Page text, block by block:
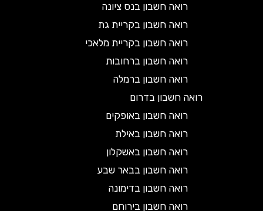
רואה חשבון בנס ציונה
רואה חשבון בקריית גת
רואה חשבון בקריית מלאכי
רואה חשבון ברחובות
רואה חשבון ברמלה
רואה חשבון בדרום
רואה חשבון באופקים
רואה חשבון באילת
רואה חשבון באשקלון
רואה חשבון בבאר שבע
רואה חשבון בדימונה
רואה חשבון בירוחם